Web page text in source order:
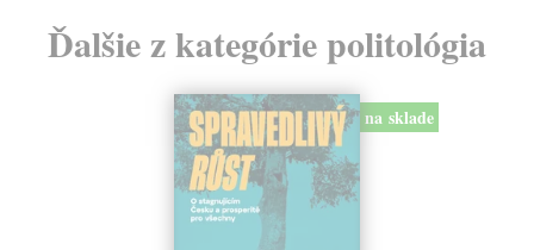
Ďalšie z kategórie politológia
na sklade